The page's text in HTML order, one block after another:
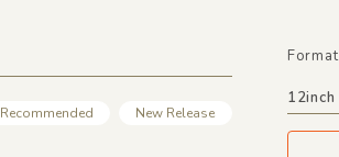
Recommended New Release
Format
12inch